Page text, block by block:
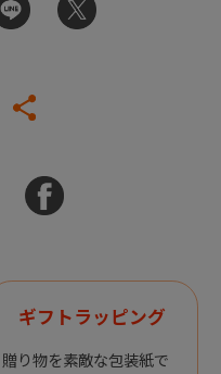
ギフトラッピング
贈り物を素敵な包装紙で